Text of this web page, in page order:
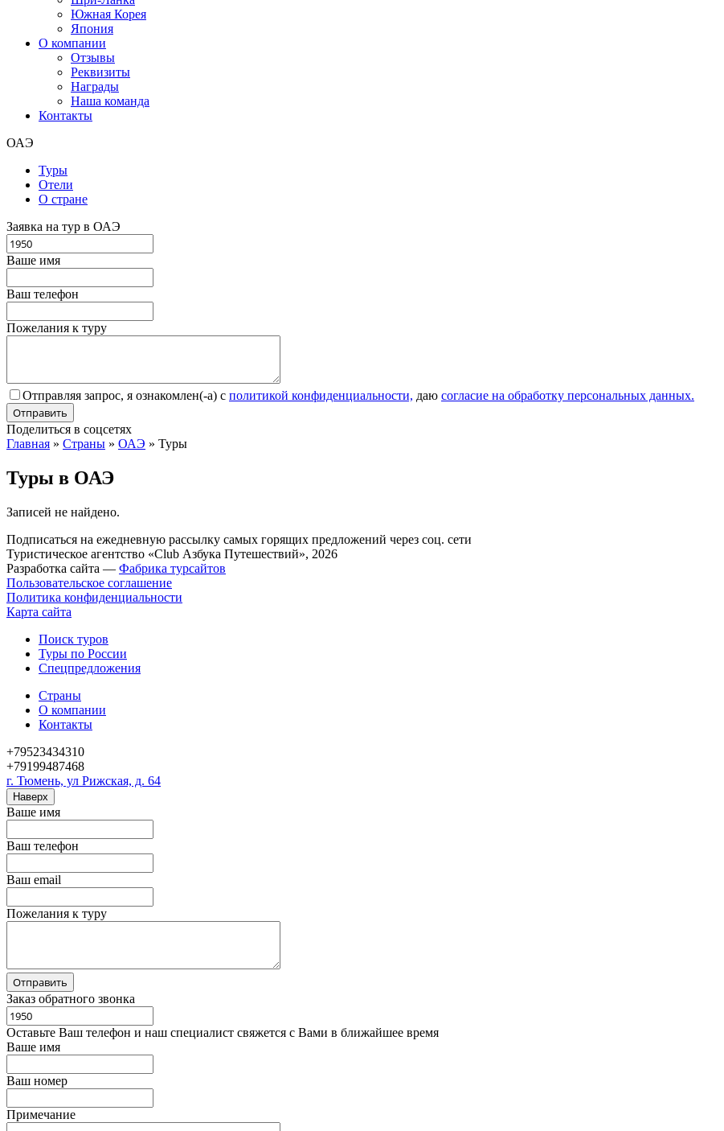
Южная Корея
Япония
О компании
Отзывы
Реквизиты
Награды
Наша команда
Контакты
ОАЭ
Туры
Отели
О стране
Заявка на тур в ОАЭ
Ваше имя
Ваш телефон
Пожелания к туру
Отправляя запрос, я ознакомлен(-а) с политикой конфиденциальности, даю согласие на обработку персональных данных.
Поделиться в соцсетях
Главная » Страны » ОАЭ » Туры
Туры в ОАЭ
Записей не найдено.
Подписаться на ежедневную рассылку самых горящих предложений через соц. сети
Туристическое агентство «Club Азбука Путешествий», 2026
Разработка сайта — Фабрика турсайтов
Пользовательское соглашение
Политика конфиденциальности
Карта сайта
Поиск туров
Туры по России
Спецпредложения
Страны
О компании
Контакты
+79523434310
+79199487468
г. Тюмень, ул Рижская, д. 64
Наверх
Ваше имя
Ваш телефон
Ваш email
Пожелания к туру
Заказ обратного звонка
Оставьте Ваш телефон и наш специалист свяжется с Вами в ближайшее время
Ваше имя
Ваш номер
Примечание